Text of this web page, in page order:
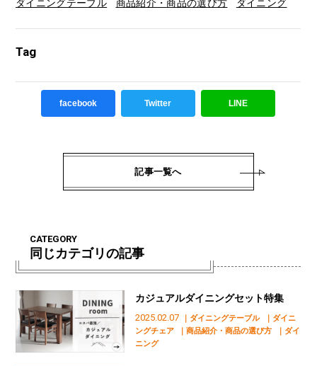
ダイニングテーブル 商品紹介・商品の選び方 ダイニング
Tag
facebook Twitter LINE
記事一覧へ
CATEGORY
同じカテゴリの記事
2025.02.07 ｜ダイニングテーブル
｜ダイニ
ングチェア
｜商品紹介・商品の選び方
｜ダイ
ニング
カジュアルダイニングセット特集